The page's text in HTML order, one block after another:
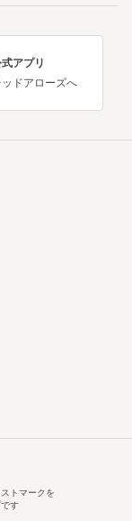
アプリ
ドアローズへ
トマークを
す